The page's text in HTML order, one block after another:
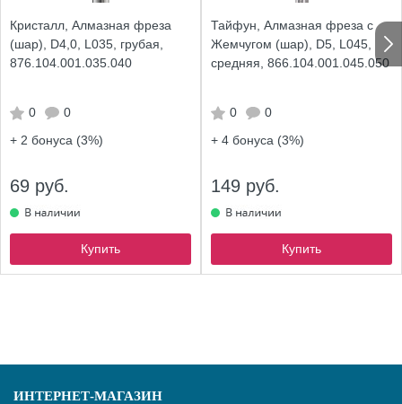
Кристалл, Алмазная фреза
(шар), D4,0, L035, грубая,
876.104.001.035.040
0
0
+ 2 бонуса (3%)
69 руб.
Купить
Тайфун, Алмазная фреза с
Жемчугом (шар), D5, L045,
средняя, 866.104.001.045.050
0
0
+ 4 бонуса (3%)
149 руб.
Купить
ИНТЕРНЕТ-МАГАЗИН